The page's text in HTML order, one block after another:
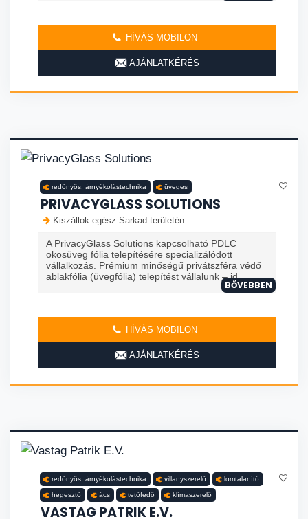
HÍVÁS MOBILON
AJÁNLATKÉRÉS
redőnyös, árnyékolástechnika üveges
PRIVACYGLASS SOLUTIONS
Kiszállok egész Sarkad területén
A PrivacyGlass Solutions kapcsolható PDLC
okosüveg fólia telepítésére specializálódott
vállalkozás. Prémium minőségű privátszféra védő
ablakfólia (üvegfólia) telepítést vállalunk – id...
BŐVEBBEN
HÍVÁS MOBILON
AJÁNLATKÉRÉS
redőnyös, árnyékolástechnika villanyszerelő lomtalanító
hegesztő ács tetőfedő klímaszerelő
VASTAG PATRIK E.V.